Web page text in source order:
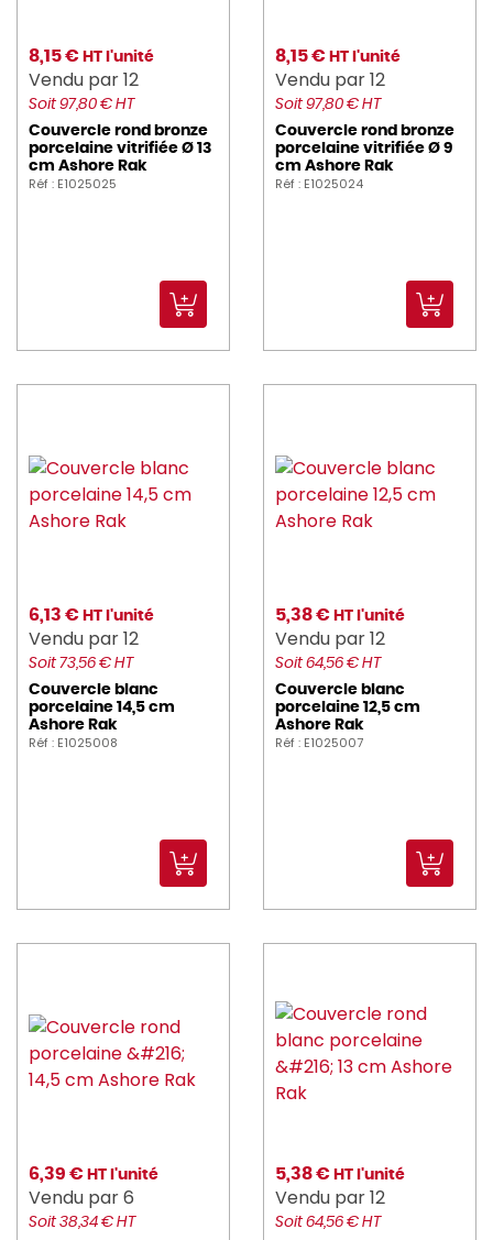
8,15 € HT l'unité
Vendu par 12
Soit 97,80 € HT
Couvercle rond bronze
porcelaine vitrifiée Ø 13
cm Ashore Rak
Réf : E1025025
8,15 € HT l'unité
Vendu par 12
Soit 97,80 € HT
Couvercle rond bronze
porcelaine vitrifiée Ø 9
cm Ashore Rak
Réf : E1025024
6,13 € HT l'unité
Vendu par 12
Soit 73,56 € HT
Couvercle blanc
porcelaine 14,5 cm
Ashore Rak
Réf : E1025008
5,38 € HT l'unité
Vendu par 12
Soit 64,56 € HT
Couvercle blanc
porcelaine 12,5 cm
Ashore Rak
Réf : E1025007
6,39 € HT l'unité
Vendu par 6
Soit 38,34 € HT
5,38 € HT l'unité
Vendu par 12
Soit 64,56 € HT